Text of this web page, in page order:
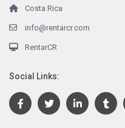
Costa Rica
info@rentarcr.com
RentarCR
Social Links: